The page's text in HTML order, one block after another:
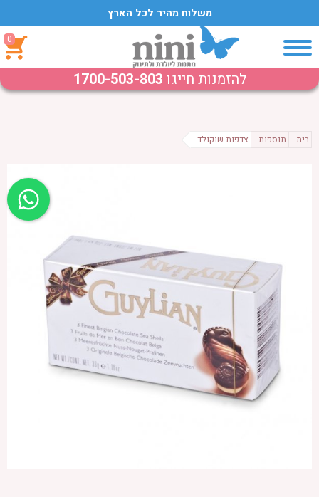
משלוח מהיר לכל הארץ
0
להזמנות חייגו 1700-503-803
בית תוספות צדפות שוקולד